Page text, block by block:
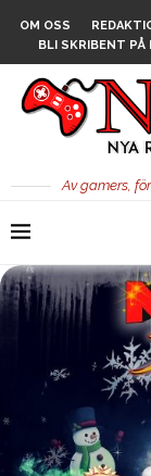
OM OSS
BLI SKRIBENT PÅ
Av gamers,